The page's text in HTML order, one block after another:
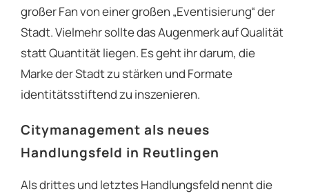
großer Fan von einer großen „Eventisierung“ der
Stadt. Vielmehr sollte das Augenmerk auf Qualität
statt Quantität liegen. Es geht ihr darum, die
Marke der Stadt zu stärken und Formate
identitätsstiftend zu inszenieren.
Citymanagement als neues
Handlungsfeld in Reutlingen
Als drittes und letztes Handlungsfeld nennt die